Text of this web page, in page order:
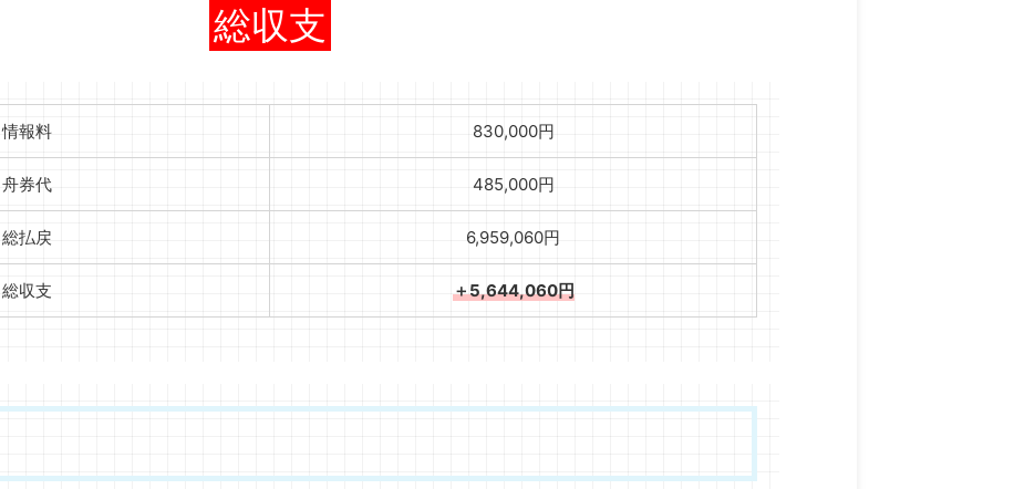
総収支
情報料 830,000円
舟券代 485,000円
総払戻 6,959,060円
総収支 ＋5,644,060円